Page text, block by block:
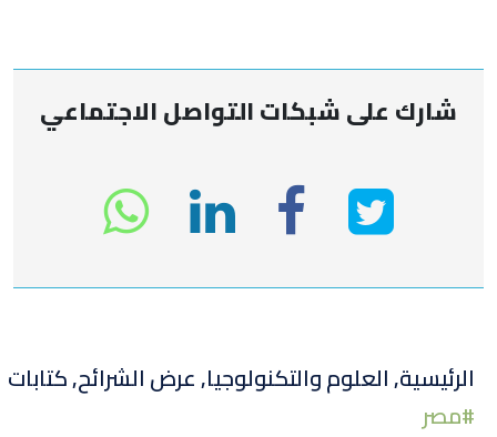
شارك على شبكات التواصل الاجتماعي
انشر
على
تويتر
انشر
في
الفيسبوك
انشر
على
لينكد
الرئيسية,العلوم والتكنولوجيا,عرض الشرائح,كتابات
مصر